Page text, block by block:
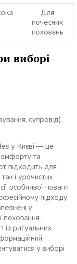
Для
почесних
поховань
виборі
супровід).
у Києві — це
та
підходить для
так і урочистих
особливої поваги
підходу
у
поховання.
із ритуальних
у виборі